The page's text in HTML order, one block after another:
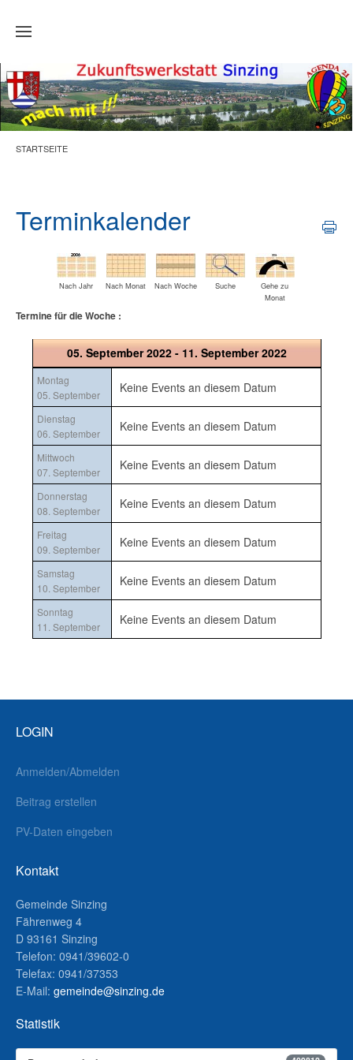
Zum Hauptinhalt springen
STARTSEITE
Terminkalender
Nach Jahr Nach Monat Nach Woche Suche
Gehe zu
Monat
Termine für die Woche :
05. September 2022 - 11. September 2022
Montag
05. September
Keine Events an diesem Datum
Dienstag
06. September
Keine Events an diesem Datum
Mittwoch
07. September
Keine Events an diesem Datum
Donnerstag
08. September
Keine Events an diesem Datum
Freitag
09. September
Keine Events an diesem Datum
Samstag
10. September
Keine Events an diesem Datum
Sonntag
11. September
Keine Events an diesem Datum
LOGIN
Anmelden/Abmelden
Beitrag erstellen
PV-Daten eingeben
Kontakt
Gemeinde Sinzing
Fährenweg 4
D 93161 Sinzing
Telefon: 0941/39602-0
Telefax: 0941/37353
E-Mail: gemeinde@sinzing.de
Statistik